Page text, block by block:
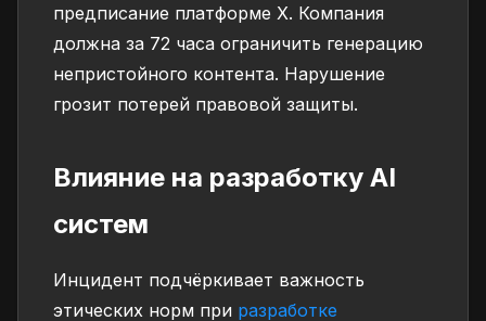
предписание платформе X. Компания
должна за 72 часа ограничить генерацию
непристойного контента. Нарушение
грозит потерей правовой защиты.
Влияние на разработку AI
систем
Инцидент подчёркивает важность
этических норм при разработке